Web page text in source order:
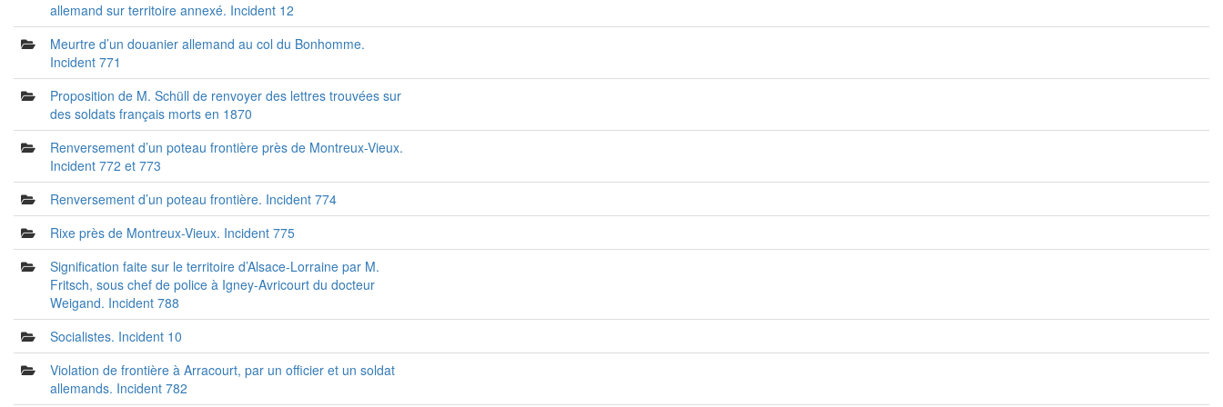
allemand sur territoire annexé. Incident 12
Meurtre d’un douanier allemand au col du Bonhomme.
Incident 771
Proposition de M. Schüll de renvoyer des lettres trouvées sur
des soldats français morts en 1870
Renversement d’un poteau frontière près de Montreux-Vieux.
Incident 772 et 773
Renversement d’un poteau frontière. Incident 774
Rixe près de Montreux-Vieux. Incident 775
Signification faite sur le territoire d’Alsace-Lorraine par M.
Fritsch, sous chef de police à Igney-Avricourt du docteur
Weigand. Incident 788
Socialistes. Incident 10
Violation de frontière à Arracourt, par un officier et un soldat
allemands. Incident 782